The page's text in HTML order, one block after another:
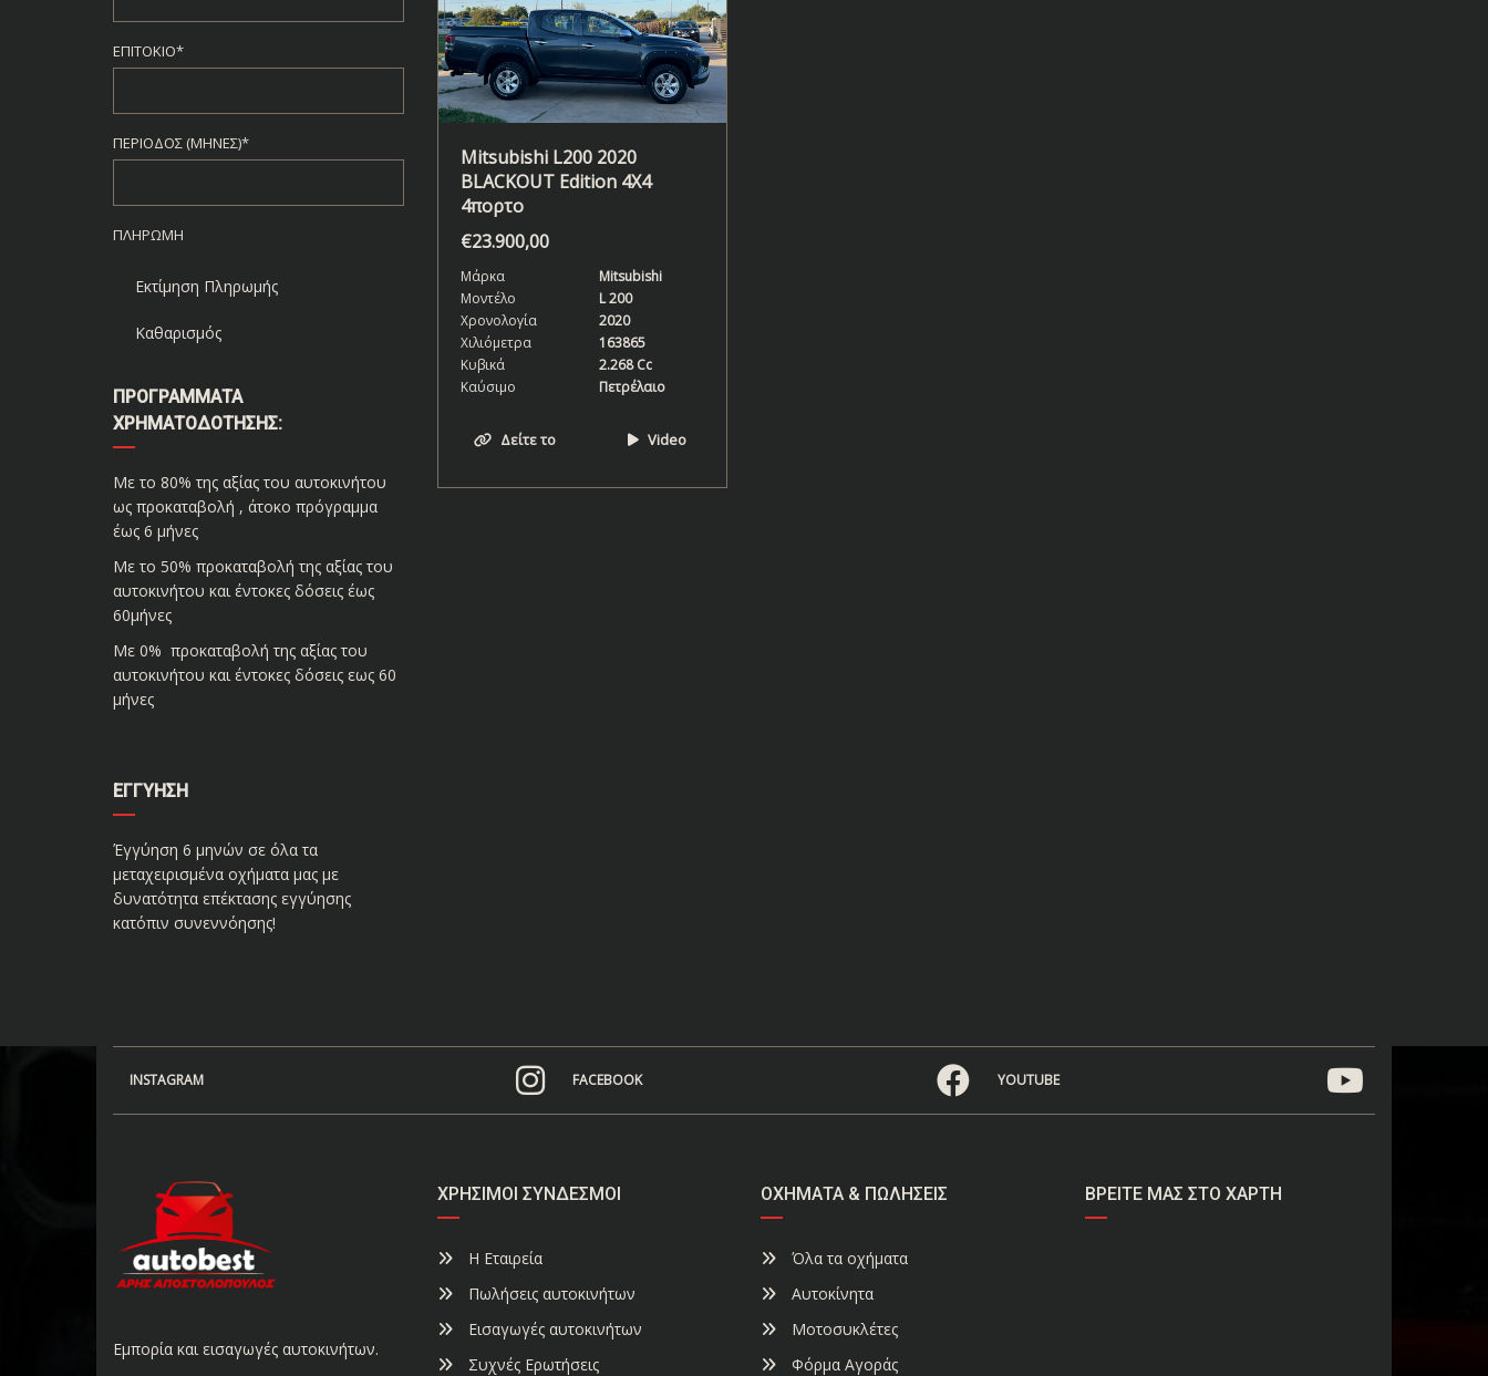
ΕΠΙΤΌΚΙΟ*
ΠΕΡΊΟΔΟΣ (ΜΉΝΕΣ)*
ΠΛΗΡΩΜΉ
Εκτίμηση Πληρωμής
Καθαρισμός
ΠΡΟΓΡΆΜΜΑΤΑ
ΧΡΗΜΑΤΟΔΌΤΗΣΗΣ:
Με το 80% της αξίας του αυτοκινήτου
ως προκαταβολή , άτοκο πρόγραμμα
έως 6 μήνες
Με το 50% προκαταβολή της αξίας του
αυτοκινήτου και έντοκες δόσεις έως
60μήνες
Με 0% προκαταβολή της αξίας του
αυτοκινήτου και έντοκες δόσεις εως 60
μήνες
ΕΓΓΎΗΣΗ
Έγγύηση 6 μηνών σε όλα τα
μεταχειρισμένα οχήματα μας με
δυνατότητα επέκτασης εγγύησης
κατόπιν συνεννόησης!
Mitsubishi L200 2020
BLACKOUT Edition 4X4
4πορτο
€23.900,00
Μάρκα
Mitsubishi
Μοντέλο
L 200
Χρονολογία
2020
Χιλιόμετρα
163865
Κυβικά
2.268 Cc
Καύσιμο
Πετρέλαιο
Δείτε το Video
INSTAGRAM FACEBOOK YOUTUBE
Εμπορία και εισαγωγές αυτοκινήτων.
ΧΡΉΣΙΜΟΙ ΣΎΝΔΕΣΜΟΙ
Η Εταιρεία
Πωλήσεις αυτοκινήτων
Εισαγωγές αυτοκινήτων
Συχνές Ερωτήσεις
ΟΧΉΜΑΤΑ & ΠΩΛΉΣΕΙΣ
Όλα τα οχήματα
Αυτοκίνητα
Μοτοσυκλέτες
Φόρμα Αγοράς
ΒΡΕΊΤΕ ΜΑΣ ΣΤΟ ΧΆΡΤΗ